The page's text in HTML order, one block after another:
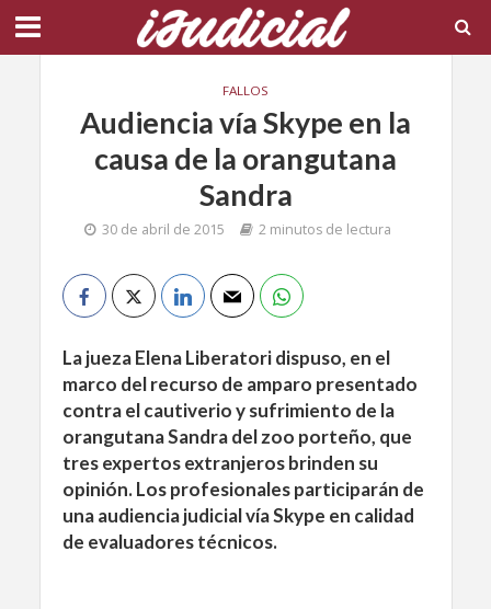
FALLOS
Audiencia vía Skype en la
causa de la orangutana
Sandra
30 de abril de 2015 2 minutos de lectura
La jueza Elena Liberatori dispuso, en el
marco del recurso de amparo presentado
contra el cautiverio y sufrimiento de la
orangutana Sandra del zoo porteño, que
tres expertos extranjeros brinden su
opinión. Los profesionales participarán de
una audiencia judicial vía Skype en calidad
de evaluadores técnicos.